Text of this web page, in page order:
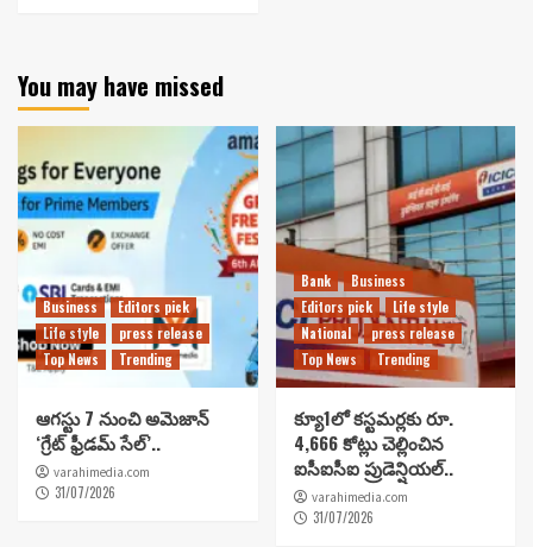
You may have missed
Business
Editors pick
Life style
press release
Top News
Trending
ఆగస్టు 7 నుంచి అమెజాన్
‘గ్రేట్ ఫ్రీడమ్ సేల్’..
varahimedia.com
31/07/2026
Bank
Business
Editors pick
Life style
National
press release
Top News
Trending
క్యూ1లో కస్టమర్లకు రూ.
4,666 కోట్లు చెల్లించిన
ఐసీఐసీఐ ప్రుడెన్షియల్..
varahimedia.com
31/07/2026